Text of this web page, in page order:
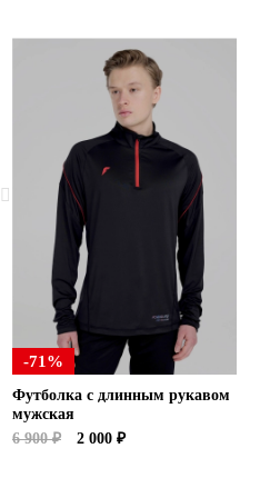
-71%
Футболка с длинным рукавом
мужская
6 900 ₽
2 000 ₽